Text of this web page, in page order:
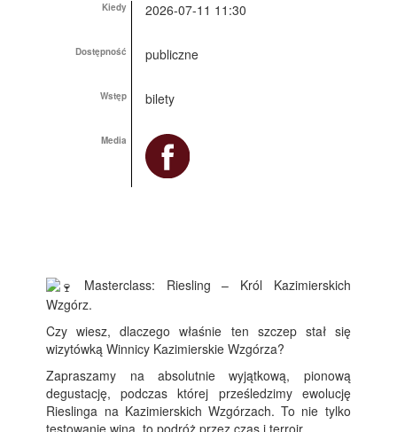
Kiedy 2026-07-11 11:30
Dostępność publiczne
Wstęp bilety
Media
Masterclass: Riesling – Król Kazimierskich
Wzgórz.
Czy wiesz, dlaczego właśnie ten szczep stał się
wizytówką Winnicy Kazimierskie Wzgórza?
Zapraszamy na absolutnie wyjątkową, pionową
degustację, podczas której prześledzimy ewolucję
Rieslinga na Kazimierskich Wzgórzach. To nie tylko